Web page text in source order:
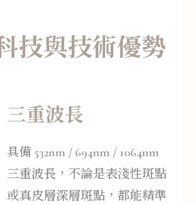
技與技術優勢
三重波長
具備 532nm / 694nm / 1064nm
三重波長，不論是表淺性斑點
或真皮層深層斑點，都能精準